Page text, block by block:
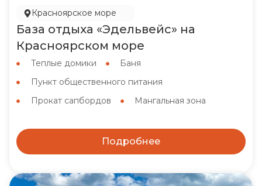
Красноярское море
База отдыха «Эдельвейс» на
Красноярском море
Теплые домики
Баня
Пункт общественного питания
Прокат сапбордов
Мангальная зона
Подробнее